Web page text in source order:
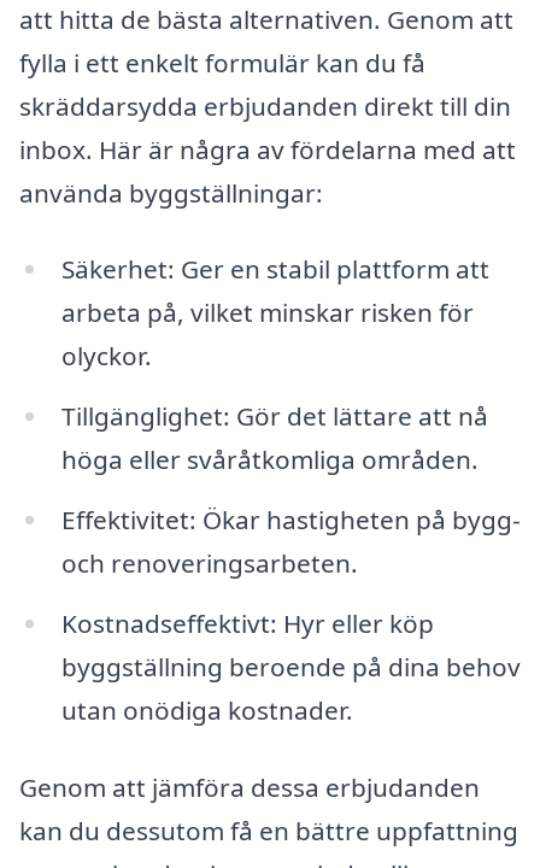
att hitta de bästa alternativen. Genom att
fylla i ett enkelt formulär kan du få
skräddarsydda erbjudanden direkt till din
inbox. Här är några av fördelarna med att
använda byggställningar:
Säkerhet: Ger en stabil plattform att
arbeta på, vilket minskar risken för
olyckor.
Tillgänglighet: Gör det lättare att nå
höga eller svåråtkomliga områden.
Effektivitet: Ökar hastigheten på bygg-
och renoveringsarbeten.
Kostnadseffektivt: Hyr eller köp
byggställning beroende på dina behov
utan onödiga kostnader.
Genom att jämföra dessa erbjudanden
kan du dessutom få en bättre uppfattning